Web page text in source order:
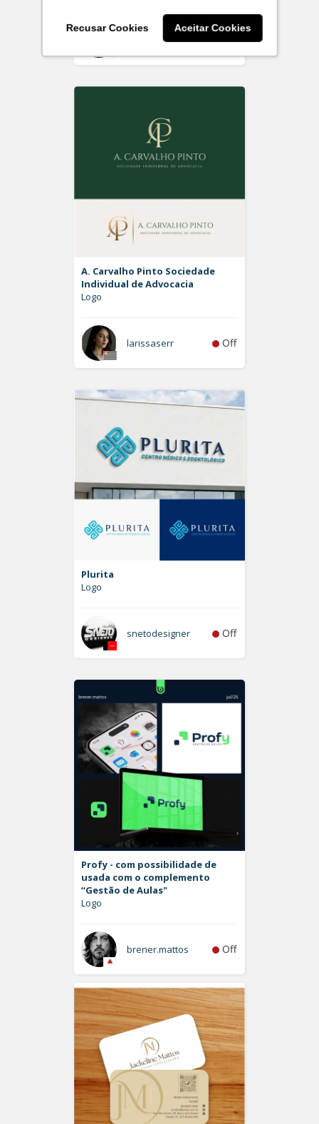
Recusar Cookies Aceitar Cookies
Rdesign SM Off
A. Carvalho Pinto Sociedade
Individual de Advocacia
Logo
larissaserr Off
Plurita
Logo
snetodesigner Off
Profy - com possibilidade de
usada com o complemento
“Gestão de Aulas"
Logo
brener.mattos Off